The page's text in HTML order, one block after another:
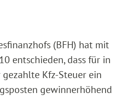
(BFH) hat mit
entschieden, dass für in
Kfz-Steuer ein
gewinnerhöhend